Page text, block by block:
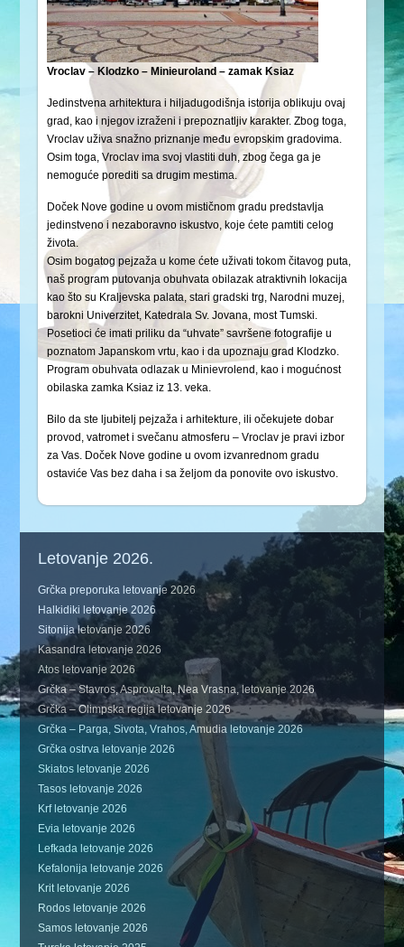
Vroclav – Klodzko – Minieuroland – zamak Ksiaz
Jedinstvena arhitektura i hiljadugodišnja istorija oblikuju ovaj
grad, kao i njegov izraženi i prepoznatljiv karakter. Zbog toga,
Vroclav uživa snažno priznanje među evropskim gradovima.
Osim toga, Vroclav ima svoj vlastiti duh, zbog čega ga je
nemoguće porediti sa drugim mestima.
Doček Nove godine u ovom mističnom gradu predstavlja
jedinstveno i nezaboravno iskustvo, koje ćete pamtiti celog
života.
Osim bogatog pejzaža u kome ćete uživati tokom čitavog puta,
naš program putovanja obuhvata obilazak atraktivnih lokacija
kao što su Kraljevska palata, stari gradski trg, Narodni muzej,
barokni Univerzitet, Katedrala Sv. Jovana, most Tumski.
Posetioci će imati priliku da “uhvate” savršene fotografije u
poznatom Japanskom vrtu, kao i da upoznaju grad Klodzko.
Program obuhvata odlazak u Minievrolend, kao i mogućnost
obilaska zamka Ksiaz iz 13. veka.
Bilo da ste ljubitelj pejzaža i arhitekture, ili očekujete dobar
provod, vatromet i svečanu atmosferu – Vroclav je pravi izbor
za Vas. Doček Nove godine u ovom izvanrednom gradu
ostaviće Vas bez daha i sa željom da ponovite ovo iskustvo.
Letovanje 2026.
Grčka preporuka letovanje 2026
Halkidiki letovanje 2026
Sitonija letovanje 2026
Kasandra letovanje 2026
Atos letovanje 2026
Grčka – Stavros, Asprovalta, Nea Vrasna, letovanje 2026
Grčka – Olimpska regija letovanje 2026
Grčka – Parga, Sivota, Vrahos, Amudia letovanje 2026
Grčka ostrva letovanje 2026
Skiatos letovanje 2026
Tasos letovanje 2026
Krf letovanje 2026
Evia letovanje 2026
Lefkada letovanje 2026
Kefalonija letovanje 2026
Krit letovanje 2026
Rodos letovanje 2026
Samos letovanje 2026